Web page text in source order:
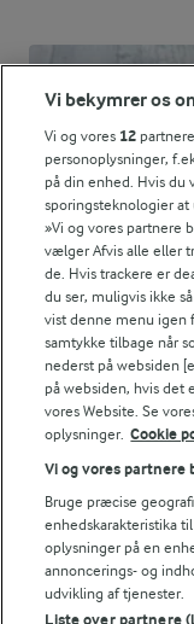
Mørbradbøffer
salattopping
(42)
Vi bekymrer os
Vi og vores 12
personoplysninger,
på din enhed. Hvis
sporingsteknologier
»Vi og vores partnere
vælger Afvis alle eller
de. Hvis trackere er
du ser, muligvis ikke
vist denne menu
samtykke tilbage når
nederst på websiden
på websiden, hvis det
vores Website. Se
oplysninger. Cookie
Vi og vores partnere
Bruge præcise
enhedskarakteristika
oplysninger på en
annoncerings- og
udvikling af tjenester.
Liste over partnere